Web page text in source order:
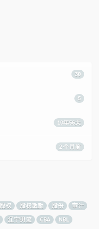
30
5
10年56天
2 个月前
股权 股权激励 股份
审计
辽宁男篮 CBA NBL